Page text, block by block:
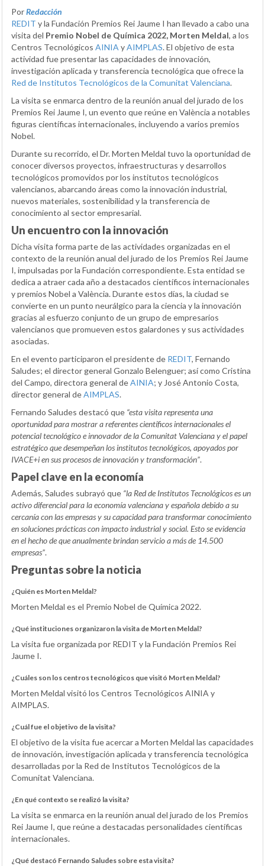
PorRedacción
REDIT y la Fundación Premios Rei Jaume I han llevado a cabo una
visita del Premio Nobel de Química 2022, Morten Meldal, a los
Centros Tecnológicos AINIA yAIMPLAS. El objetivo de esta
actividad fue presentar las capacidades de innovación,
investigación aplicada y transferencia tecnológica que ofrece la
Red de Institutos Tecnológicos de la Comunitat Valenciana.
La visita se enmarca dentro de la reunión anual del jurado de los
Premios Rei Jaume I, un evento que reúne en València a notables
figuras científicas internacionales, incluyendo a varios premios
Nobel.
Durante su recorrido, el Dr. Morten Meldal tuvo la oportunidad de
conocer diversos proyectos, infraestructuras y desarrollos
tecnológicos promovidos por los institutos tecnológicos
valencianos, abarcando áreas como la innovación industrial,
nuevos materiales, sostenibilidad y la transferencia de
conocimiento al sector empresarial.
Un encuentro con la innovación
Dicha visita forma parte de las actividades organizadas en el
contexto de la reunión anual del jurado de los Premios Rei Jaume
I, impulsadas por la Fundación correspondiente. Esta entidad se
dedica a atraer cada año a destacados científicos internacionales
y premios Nobel a València. Durante estos días, la ciudad se
convierte en un punto neurálgico para la ciencia y la innovación
gracias al esfuerzo conjunto de un grupo de empresarios
valencianos que promueven estos galardones y sus actividades
asociadas.
En el evento participaron el presidente de REDIT, Fernando
Saludes; el director general Gonzalo Belenguer; así como Cristina
del Campo, directora general deAINIA; y José Antonio Costa,
director general deAIMPLAS.
Fernando Saludes destacó que “esta visita representa una
oportunidad para mostrar a referentes científicos internacionales el
potencial tecnológico e innovador de la Comunitat Valenciana y el papel
estratégico que desempeñan los institutos tecnológicos, apoyados por
IVACE+i en sus procesos de innovación y transformación”.
Papel clave en la economía
Además, Saludes subrayó que “la Red de Institutos Tecnológicos es un
activo diferencial para la economía valenciana y española debido a su
cercanía con las empresas y su capacidad para transformar conocimiento
en soluciones prácticas con impacto industrial y social. Esto se evidencia
en el hecho de que anualmente brindan servicio a más de 14.500
empresas”.
Preguntas sobre la noticia
¿Quién es Morten Meldal?
Morten Meldal es el Premio Nobel de Química 2022.
¿Qué instituciones organizaron la visita de Morten Meldal?
La visita fue organizada por REDIT y la Fundación Premios Rei
Jaume I.
¿Cuáles son los centros tecnológicos que visitó Morten Meldal?
Morten Meldal visitó los Centros Tecnológicos AINIA y
AIMPLAS.
¿Cuál fue el objetivo de la visita?
El objetivo de la visita fue acercar a Morten Meldal las capacidades
de innovación, investigación aplicada y transferencia tecnológica
desarrolladas por la Red de Institutos Tecnológicos de la
Comunitat Valenciana.
¿En qué contexto se realizó la visita?
La visita se enmarca en la reunión anual del jurado de los Premios
Rei Jaume I, que reúne a destacadas personalidades científicas
internacionales.
¿Qué destacó Fernando Saludes sobre esta visita?